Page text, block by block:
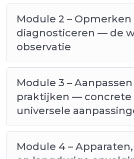
verkeerd begrepen wordt
Eetstoornissen (TCA) en
op de schoolcarrière
Module 2 –
diagnosticeren — de
observatie
Module 3 – Aanpassen
praktijken — concrete
universele
Module 4 –